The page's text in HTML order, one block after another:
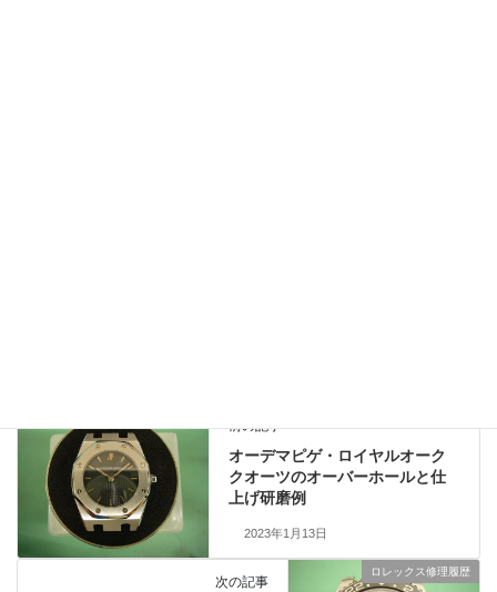
前の記事
オーデマピゲ・ロイヤルオーク
クオーツのオーバーホールと仕
上げ研磨例
2023年1月13日
ロレックス修理履歴
次の記事